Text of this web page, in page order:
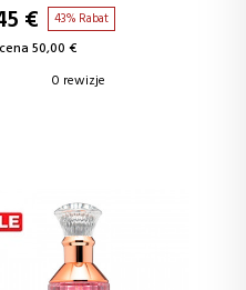
€ 43% Rabat
50,00 €
0 rewizje